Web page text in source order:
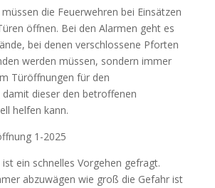
die Feuerwehren bei Einsätzen
öffnen. Bei den Alarmen geht es
bei denen verschlossene Pforten
werden müssen, sondern immer
Türöffnungen für den
dieser den betroffenen
helfen kann.
ein schnelles Vorgehen gefragt.
abzuwägen wie groß die Gefahr ist